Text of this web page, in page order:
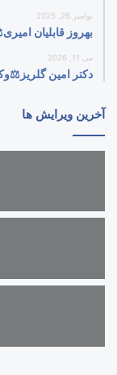
نوامبر 26, 2025
بهروز قابلیان
می 11, 2026
دکتر امین
آخرین ویرایش ها